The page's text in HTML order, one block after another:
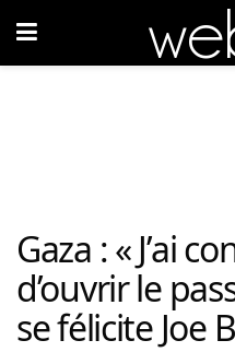
Gaza : « J’ai
d’ouvrir le
se félicite Joe